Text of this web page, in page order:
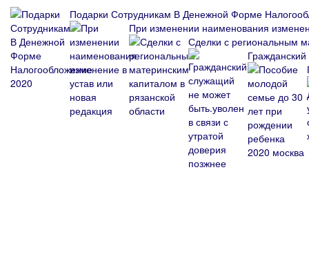
Подарки Сотрудникам В Денежной Форме
При изменении наименования
Сделки с региональным